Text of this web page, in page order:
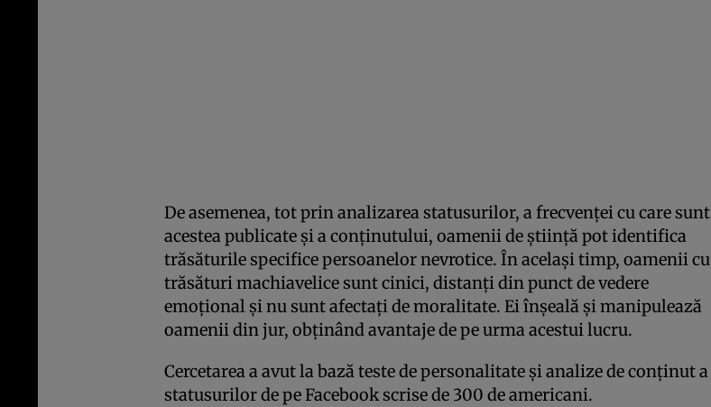
De asemenea, tot prin analizarea statusurilor, a frecvenţei cu care sunt
acestea publicate şi a conţinutului, oamenii de ştiinţă pot identifica
trăsăturile specifice persoanelor nevrotice. În acelaşi timp, oamenii cu
trăsături machiavelice sunt cinici, distanţi din punct de vedere
emoţional şi nu sunt afectaţi de moralitate. Ei înşeală şi manipulează
oamenii din jur, obţinând avantaje de pe urma acestui lucru.
Cercetarea a avut la bază teste de personalitate şi analize de conţinut a
statusurilor de pe Facebook scrise de 300 de americani.